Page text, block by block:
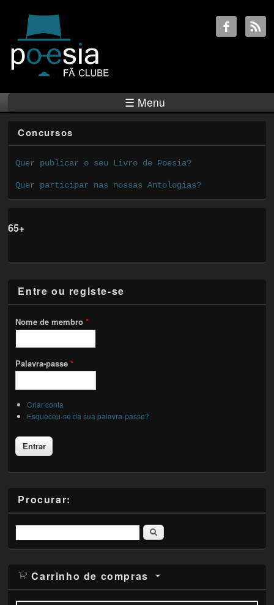
☰ Menu
Concursos
Quer publicar o seu Livro de Poesia?
Quer participar nas nossas Antologias?
65+
Entre ou registe-se
Nome de membro*
Palavra-passe*
Criar conta
Esqueceu-se da sua palavra-passe?
Procurar:
Pesquisar
Carrinho de compras